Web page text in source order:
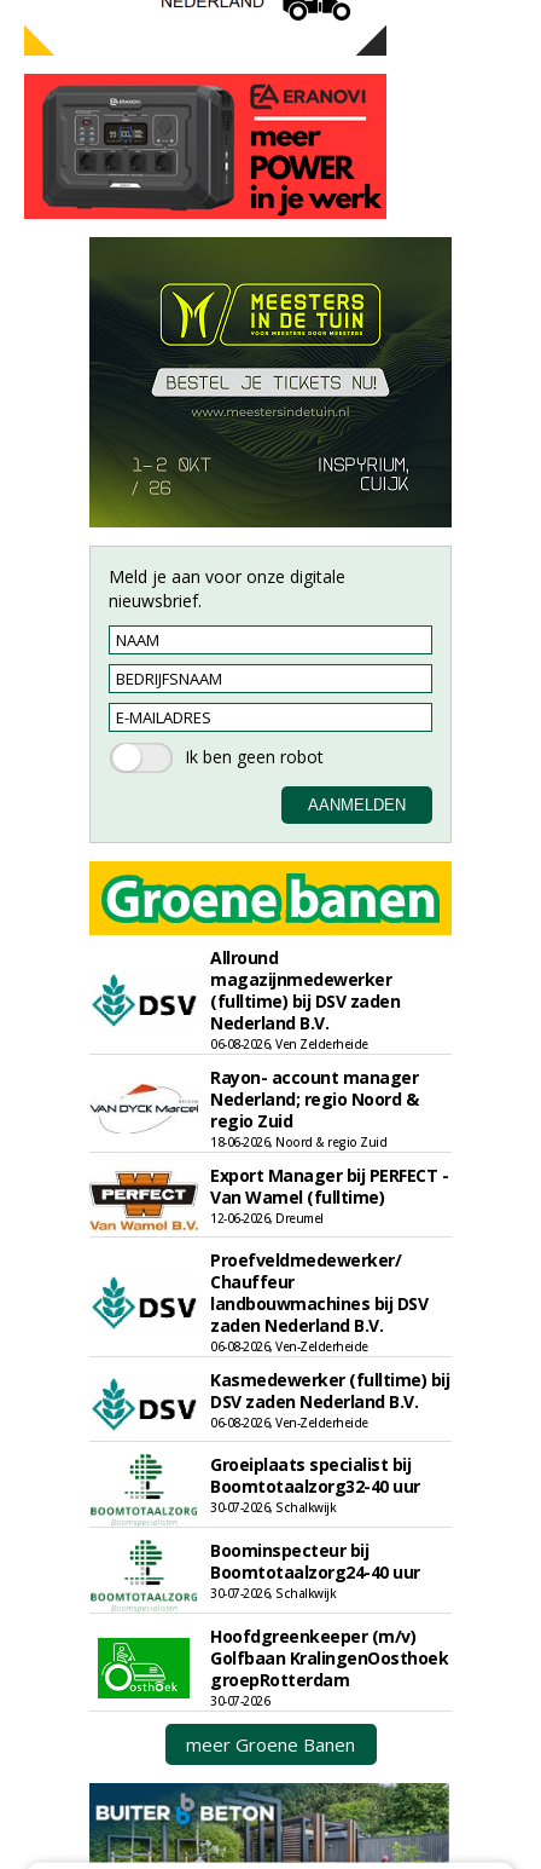
Meld je aan voor onze digitale
nieuwsbrief.
Allround
magazijnmedewerker
(fulltime) bij DSV zaden
Nederland B.V.
06-08-2026, Ven Zelderheide
Rayon- account manager
Nederland; regio Noord &
regio Zuid
18-06-2026, Noord & regio Zuid
Export Manager bij PERFECT -
Van Wamel (fulltime)
12-06-2026, Dreumel
Proefveldmedewerker/
Chauffeur
landbouwmachines bij DSV
zaden Nederland B.V.
06-08-2026, Ven-Zelderheide
Kasmedewerker (fulltime) bij
DSV zaden Nederland B.V.
06-08-2026, Ven-Zelderheide
Groeiplaats specialist bij
Boomtotaalzorg32-40 uur
30-07-2026, Schalkwijk
Boominspecteur bij
Boomtotaalzorg24-40 uur
30-07-2026, Schalkwijk
Hoofdgreenkeeper (m/v)
Golfbaan KralingenOosthoek
groepRotterdam
30-07-2026
meer Groene Banen